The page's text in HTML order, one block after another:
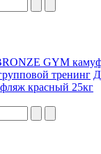
тренинг
красный 25кг